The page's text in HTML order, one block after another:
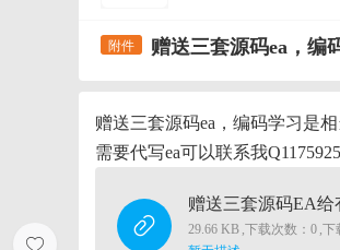
赠送三套源码ea，编
赠送三套源码ea，编码学习是
需要代写ea可以联系我
赠送三套源码EA给
29.66 KB ,下载次数：0 ,下